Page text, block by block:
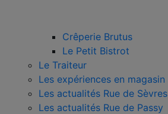
Crêperie Brutus
Le Petit Bistrot
Le Traiteur
Les expériences en magasin
Les actualités Rue de Sèvres
Les actualités Rue de Passy